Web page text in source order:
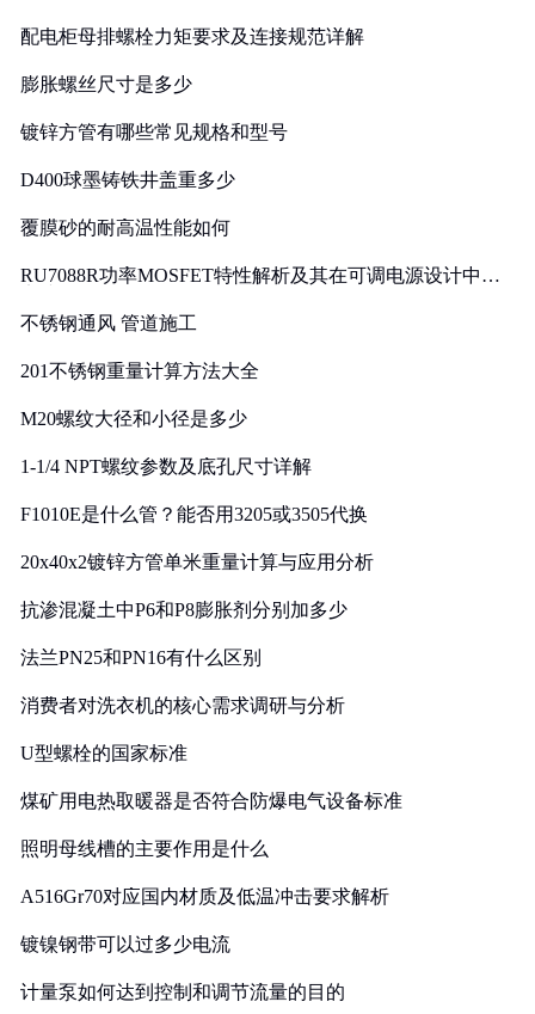
配电柜母排螺栓力矩要求及连接规范详解
膨胀螺丝尺寸是多少
镀锌方管有哪些常见规格和型号
D400球墨铸铁井盖重多少
覆膜砂的耐高温性能如何
RU7088R功率MOSFET特性解析及其在可调电源设计中的
不锈钢通风 管道施工
201不锈钢重量计算方法大全
M20螺纹大径和小径是多少
1-1/4 NPT螺纹参数及底孔尺寸详解
F1010E是什么管？能否用3205或3505代换
20x40x2镀锌方管单米重量计算与应用分析
抗渗混凝土中P6和P8膨胀剂分别加多少
法兰PN25和PN16有什么区别
消费者对洗衣机的核心需求调研与分析
U型螺栓的国家标准
煤矿用电热取暖器是否符合防爆电气设备标准
照明母线槽的主要作用是什么
A516Gr70对应国内材质及低温冲击要求解析
镀镍钢带可以过多少电流
计量泵如何达到控制和调节流量的目的